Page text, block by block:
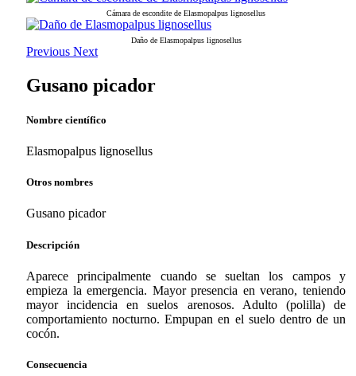
Cámara de escondite de Elasmopalpus lignosellus
Daño de Elasmopalpus lignosellus
Previous Next
Gusano picador
Nombre científico
Elasmopalpus lignosellus
Otros nombres
Gusano picador
Descripción
Aparece principalmente cuando se sueltan los campos y
empieza la emergencia. Mayor presencia en verano, teniendo
mayor incidencia en suelos arenosos. Adulto (polilla) de
comportamiento nocturno. Empupan en el suelo dentro de un
cocón.
Consecuencia